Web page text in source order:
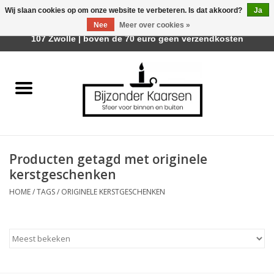
Räder Design Stories
Geurkaarsen
Tafelhaarden
Producten getagd met originele
kerstgeschenken
HOME/TAGS/ ORIGINELE KERSTGESCHENKEN
Wij slaan cookies op om onze website te verbeteren. Is dat akkoord?
Ja
Nee
Meer over cookies »
Afhalen is mogelijk bij Trotz Woon & Cadeau | Belvederelaan
107 Zwolle | boven de 70 euro geen verzendkosten